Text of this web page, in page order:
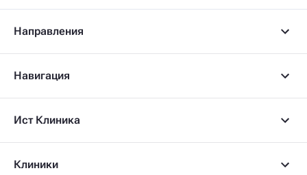
Гериатр
Гинеколог
Гинеколог-эндокринолог
Гирудолог
Дерматовенеролог
Детский вертебролог
Направления
Навигация
Ист Клиника
Клиники